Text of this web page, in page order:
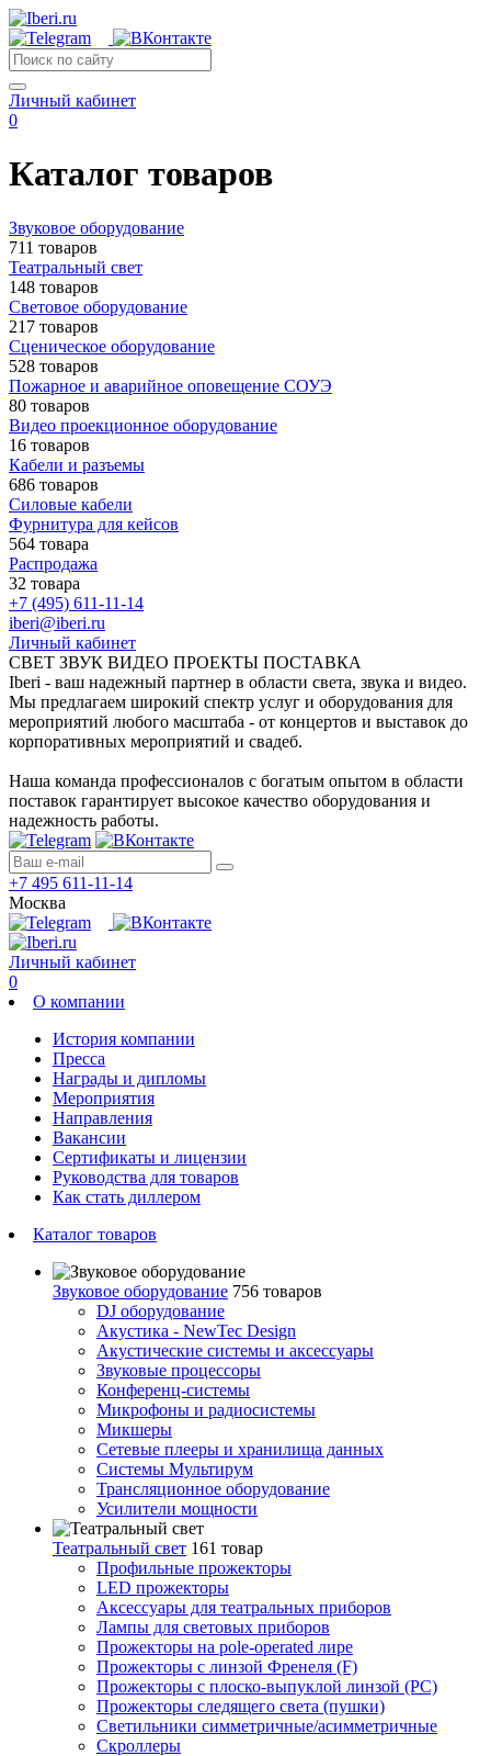
Личный кабинет
0
Каталог товаров
Звуковое оборудование
711 товаров
Театральный свет
148 товаров
Световое оборудование
217 товаров
Сценическое оборудование
528 товаров
Пожарное и аварийное оповещение СОУЭ
80 товаров
Видео проекционное оборудование
16 товаров
Кабели и разъемы
686 товаров
Силовые кабели
Фурнитура для кейсов
564 товара
Распродажа
32 товара
+7 (495) 611-11-14
iberi@iberi.ru
Личный кабинет
СВЕТ ЗВУК ВИДЕО ПРОЕКТЫ ПОСТАВКА
Iberi - ваш надежный партнер в области света, звука и видео.
Мы предлагаем широкий спектр услуг и оборудования для
мероприятий любого масштаба - от концертов и выставок до
корпоративных мероприятий и свадеб.
Наша команда профессионалов с богатым опытом в области
поставок гарантирует высокое качество оборудования и
надежность работы.
+7 495 611-11-14
Москва
Личный кабинет
0
О компании
История компании
Пресса
Награды и дипломы
Мероприятия
Направления
Вакансии
Сертификаты и лицензии
Руководства для товаров
Как стать диллером
Каталог товаров
Звуковое оборудование 756 товаров
DJ оборудование
Акустика - NewTec Design
Акустические системы и аксессуары
Звуковые процессоры
Конференц-системы
Микрофоны и радиосистемы
Микшеры
Сетевые плееры и хранилища данных
Системы Мультирум
Трансляционное оборудование
Усилители мощности
Театральный свет 161 товар
Профильные прожекторы
LED прожекторы
Аксессуары для театральных приборов
Лампы для световых приборов
Прожекторы на pole-operated лире
Прожекторы с линзой Френеля (F)
Прожекторы с плоско-выпуклой линзой (PC)
Прожекторы следящего света (пушки)
Светильники симметричные/асимметричные
Скроллеры